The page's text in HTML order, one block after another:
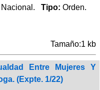
Nacional. Tipo: Orden.
Tamaño:1 kb
Entre Mujeres Y
(Expte. 1/22)